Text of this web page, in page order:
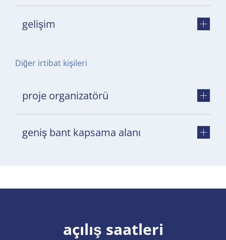
gelişim
Diğer irtibat kişileri
proje organizatörü
geniş bant kapsama alanı
açılış saatleri